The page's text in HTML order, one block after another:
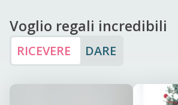
Voglio regali incredibili
RICEVERE DARE